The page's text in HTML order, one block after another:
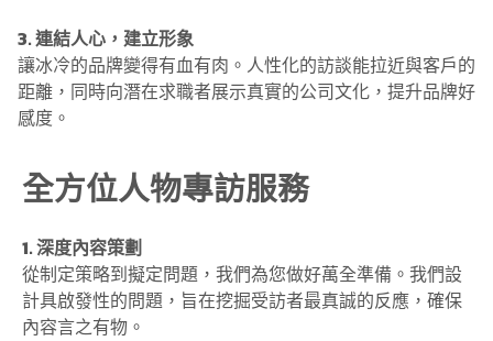
3. 連結人心，建立形象
讓冰冷的品牌變得有血有肉。人性化的訪談能拉近與客戶的
距離，同時向潛在求職者展示真實的公司文化，提升品牌好
感度。
全方位人物專訪服務
1. 深度內容策劃
從制定策略到擬定問題，我們為您做好萬全準備。我們設
計具啟發性的問題，旨在挖掘受訪者最真誠的反應，確保
內容言之有物。